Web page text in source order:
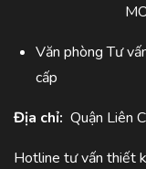
Văn phòng Tư
cấp
Địa chỉ: Quận Liên
Hotline tư vấn thiết